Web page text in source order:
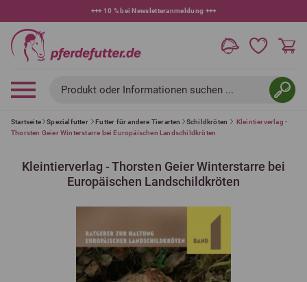
+++ 10 % bei Newsletteranmeldung +++
Produkt oder Informationen suchen ...
Startseite Spezialfutter Futter für andere Tierarten Schildkröten
Kleintierverlag -
Thorsten Geier Winterstarre bei Europäischen Landschildkröten
Kleintierverlag - Thorsten Geier Winterstarre bei
Europäischen Landschildkröten